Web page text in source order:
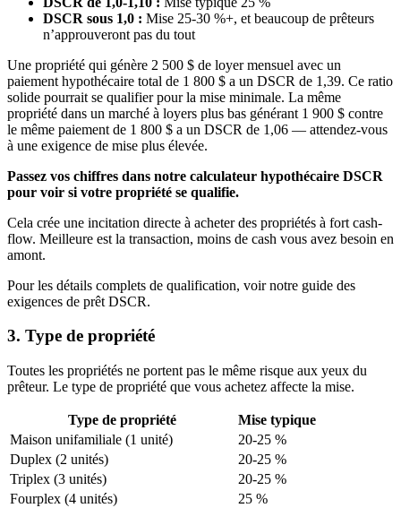
DSCR sous 1,0 : Mise 25-30 %+, et beaucoup de prêteurs
n’approuveront pas du tout
Une propriété qui génère 2 500 $ de loyer mensuel avec un
paiement hypothécaire total de 1 800 $ a un DSCR de 1,39. Ce ratio
solide pourrait se qualifier pour la mise minimale. La même
propriété dans un marché à loyers plus bas générant 1 900 $ contre
le même paiement de 1 800 $ a un DSCR de 1,06 — attendez-vous
à une exigence de mise plus élevée.
Passez vos chiffres dans notre calculateur hypothécaire DSCR
pour voir si votre propriété se qualifie.
Cela crée une incitation directe à acheter des propriétés à fort cash-
flow. Meilleure est la transaction, moins de cash vous avez besoin en
amont.
Pour les détails complets de qualification, voir notre guide des
exigences de prêt DSCR.
3. Type de propriété
Toutes les propriétés ne portent pas le même risque aux yeux du
prêteur. Le type de propriété que vous achetez affecte la mise.
Type de propriété
Mise typique
Maison unifamiliale (1 unité)
20-25 %
Duplex (2 unités)
20-25 %
Triplex (3 unités)
20-25 %
Fourplex (4 unités)
25 %